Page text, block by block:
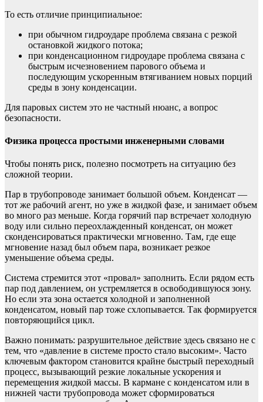
То есть отличие принципиальное:
при обычном гидроударе проблема связана с резкой
остановкой жидкого потока;
при конденсационном гидроударе проблема связана с
быстрым исчезновением парового объема и
последующим ускоренным втягиванием новых порций
среды в зону конденсации.
Для паровых систем это не частный нюанс, а вопрос
безопасности.
Физика процесса простыми инженерными словами
Чтобы понять риск, полезно посмотреть на ситуацию без
сложной теории.
Пар в трубопроводе занимает большой объем. Конденсат —
тот же рабочий агент, но уже в жидкой фазе, и занимает объем
во много раз меньше. Когда горячий пар встречает холодную
воду или сильно переохлажденный конденсат, он может
сконденсироваться практически мгновенно. Там, где еще
мгновение назад был объем пара, возникает резкое
уменьшение объема среды.
Система стремится этот «провал» заполнить. Если рядом есть
пар под давлением, он устремляется в освободившуюся зону.
Но если эта зона остается холодной и заполненной
конденсатом, новый пар тоже схлопывается. Так формируется
повторяющийся цикл.
Важно понимать: разрушительное действие здесь связано не с
тем, что «давление в системе просто стало высоким». Часто
ключевым фактором становится крайне быстрый переходный
процесс, вызывающий резкие локальные ускорения и
перемещения жидкой массы. В кармане с конденсатом или в
нижней части трубопровода может сформироваться